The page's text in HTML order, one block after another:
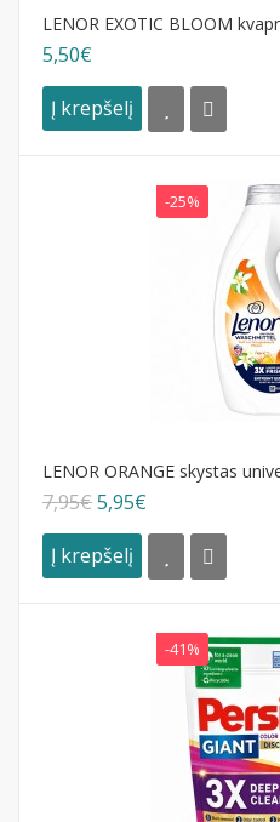
LENOR EXOTIC BLOOM
5,50€
Į krepšelį
-25%
LENOR ORANGE skystas
7,95€5,95€
Į krepšelį
-41%